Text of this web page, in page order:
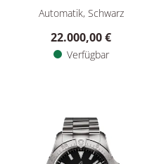
Chopard Alpine Eagle XL
Automatik, Schwarz
22.000,00 €
Verfügbar